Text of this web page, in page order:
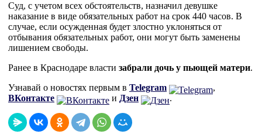
Суд, с учетом всех обстоятельств, назначил девушке
наказание в виде обязательных работ на срок 440 часов. В
случае, если осужденная будет злостно уклоняться от
отбывания обязательных работ, они могут быть заменены
лишением свободы.
Ранее в Краснодаре власти забрали дочь у пьющей матери.
Узнавай о новостях первым в Telegram
,
ВКонтакте
и Дзен .